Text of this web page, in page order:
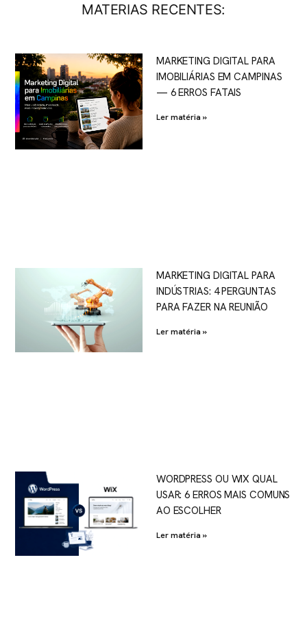
MATERIAS RECENTES:
MARKETING DIGITAL PARA
IMOBILIÁRIAS EM CAMPINAS
— 6 ERROS FATAIS
Ler matéria »
MARKETING DIGITAL PARA
INDÚSTRIAS: 4 PERGUNTAS
PARA FAZER NA REUNIÃO
Ler matéria »
WORDPRESS OU WIX QUAL
USAR: 6 ERROS MAIS COMUNS
AO ESCOLHER
Ler matéria »